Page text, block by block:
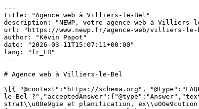
---
title: "Agence web à Villiers-le-Bel"
description: "NEWP, votre agence web à Villiers-le-Bel. Création de sites, SEO, GEO, marketing digital et IA. Audit gratuit, devis sous 48h."
url: "https://www.newp.fr/agence-web/villiers-le-bel/"
author: "Kévin Papot"
date: "2026-03-11T15:07:11+00:00"
lang: "fr_FR"
---

# Agence web à Villiers-le-Bel

\[{ "@context":"https://schema.org", "@type":"FAQPage", "mainEntity":\[{"@type":"Question","name":"Comment se d\\u00e9roule un projet web avec NEWP \\u00e0 Villiers-le-Bel ?","acceptedAnswer":{"@type":"Answer","text":"Chaque projet suit 4 \\u00e9tapes : \\u00e9coute et analyse de vos besoins, d\\u00e9finition de la strat\\u00e9gie et planification, ex\\u00e9cution avec points de validation r\\u00e9guliers, puis optimisation et suivi continu des performances."}},{"@type":"Question","name":"Quel budget pr\\u00e9voir pour une strat\\u00e9gie digitale compl\\u00e8te ?","acceptedAnswer":{"@type":"Answer","text":"Une strat\\u00e9gie compl\\u00e8te (site + SEO + GEO) \\u00e0 Villiers-le-Bel d\\u00e9marre autour de 1 500 \\u20ac/mois tout compris. Nous adaptons toujours nos propositions \\u00e0 votre budget et vos priorit\\u00e9s. Premier \\u00e9change gratuit pour d\\u00e9finir ensemble le p\\u00e9rim\\u00e8tre."}},{"@type":"Question","name":"NEWP propose-t-il de la maintenance web \\u00e0 Villiers-le-Bel ?","acceptedAnswer":{"@type":"Answer","text":"Oui, nous proposons des forfaits de maintenance WordPress incluant mises \\u00e0 jour, sauvegardes, monitoring de s\\u00e9curit\\u00e9 et support technique. Votre site reste performant, s\\u00e9curis\\u00e9 et \\u00e0 jour en permanence."}},{"@type":"Question","name":"Quels sont les tarifs de NEWP ?","acceptedAnswer":{"@type":"Answer","text":"Nos tarifs sont adapt\\u00e9s \\u00e0 chaque projet. Un site vitrine d\\u00e9marre \\u00e0 partir de 2 000 \\u20ac, un site e-commerce \\u00e0 partir de 4 000 \\u20ac, un accompagnement SEO/GEO mensuel \\u00e0 partir de 800 \\u20ac/mois. Devis gratuit et d\\u00e9taill\\u00e9 sous 48h pour votre projet \\u00e0 Villiers-le-Bel."}},{"@type":"Question","name":"Pourquoi le SEO est-il important pour une entreprise \\u00e0 Villiers-le-Bel ?","acceptedAnswer":{"@type":"Answer","text":"Le SEO permet \\u00e0 votre entreprise d'\\u00eatre trouv\\u00e9e par les Beauvill\\u00e9sois et les habitants de la r\\u00e9gion \\u00cele-de-France qui recherchent vos services en ligne. C'est un investissement durable qui g\\u00e9n\\u00e8re du trafic qualifi\\u00e9 sans co\\u00fbt par clic."}}\] },{ "@context":"https://schema.org", "@type":"ProfessionalService", "name":"NEWP — Agence web à Villiers-le-Bel", "description":"Agence web à Villiers-le-Bel — Création de sites, SEO, GEO, marketing digital et IA pour les entreprises de Villiers-le-Bel et de la région Île-de-France.", "url":"https://www.newp.fr/agence-web/villiers-le-bel/", "telephone":"+33975363217", "address":{"@type":"PostalAddress","addressLocality":"Villiers-le-Bel","addressRegion":"Île-de-France","addressCountry":"FR"}, "areaServed":{"@type":"City","name":"Villiers-le-Bel"}, "priceRange":"€€", "sameAs":\["https://www.linkedin.com/company/newp-agency"\] },{ "@context":"https://schema.org", "@type":"BreadcrumbList", "itemListElement":\[ {"@type":"ListItem","position":1,"name":"Accueil","item":"https://www.newp.fr/"}, {"@type":"ListItem","position":2,"name":"Nos agences","item":"https://www.newp.fr/agence-web/"}, {"@type":"ListItem","position":3,"name":"Agence web à Villiers-le-Bel","item":"https://www.newp.fr/agence-web/villiers-le-bel/"} \] }\] [Accueil](/) › [Nos agences](/agence-web/) › Villiers-le-Bel

 

 🌿 Agence web# Agence web à Villiers-le-Bel

NEWP à Villiers-le-Bel : votre partenaire digital pour la création de sites, le SEO, le référencement GEO/IA et le marketing digital. Plus de 200 clients accompagnés en France.

 [Contacter l'agence →](/contact/) [📞 09 75 36 32 17](tel:+33975363217) 

 

 À propos## Votre agence web à Villiers-le-Bel

Villiers-le-Bel, avec ses 27 000 habitants, est un pôle économique dynamique de la région Île-de-France. NEWP accompagne les entreprises Beauvillésoises dans leur transformation digitale avec une approche personnalisée et des résultats mesurables.

À Villiers-le-Bel, chaque entreprise a des besoins spécifiques. C'est pourquoi NEWP propose des solutions sur-mesure, de la création de site web au référencement SEO, en passant par le marketing digital et l'optimisation pour les moteurs de réponse IA.

NEWP se positionne comme un partenaire de croissance à long terme pour les entreprises de Villiers-le-Bel. Notre **approche orientée résultats** — positions Google, trafic qualifié, conversions, ROI — garantit que chaque euro investi dans votre stratégie digitale produit un retour mesurable.

## Nos services à Villiers-le-Bel

NEWP propose une gamme complète de services digitaux pour accompagner les entreprises de **Villiers-le-Bel** et de la **région Île-de-France** dans leur croissance en ligne :

\- **[Création de site web](/creation-site-web/villiers-le-bel/)** — Sites vitrine, e-commerce et applications web sur-mesure optimisés pour le référencement et la conversion.
\- **[Référencement SEO](/referencement-seo/villiers-le-bel/)** — Stratégies SEO complètes pour positionner votre site en première page de Google sur vos mots-clés stratégiques.
\- **[SEO Local](/referencement-local/villiers-le-bel/)** — Optimisation Google Business Profile, citations NAP et contenu géolocalisé pour capter la clientèle de proximité à Villiers-le-Bel.
\- **[Référencement GEO](/referencement-geo/villiers-le-bel/)** — Optimisez votre visibilité sur ChatGPT, Perplexity et Google AI Overviews. Expertise pionnière en France.
\- **[Google Ads (SEA)](/referencement-payant-sea/villiers-le-bel/)** — Campagnes publicitaires Google Ads avec optimisation continue du ROI.
\- **[Marketing digital](/marketing-digital/villiers-le-bel/)** — Stratégie de contenu, réseaux sociaux, emailing et automatisation.
 
 

200+Clients accompagnés

+12 ansD'expérience

96%De clients satisfaits

Top 3Positions Google visées

 

 

## Pourquoi choisir NEWP à Villiers-le-Bel ?

Dans une ville comme Villiers-le-Bel, où résidentiel, commerce, artisanat forment le socle de l'économie locale, la visibilité en ligne est devenue un facteur clé de succès pour toute entreprise.

NEWP se distingue par trois piliers fondamentaux :

\- ****Accompagnement sur-mesure**** — Pas de formule standardisée : chaque entreprise de Villiers-le-Bel bénéficie d'une stratégie conçue spécifiquement pour ses objectifs et son budget.
\- ****Maîtrise du référencement IA**** — NEWP fait partie des rares agences en France à maîtriser le référencement GEO et l'optimisation pour les moteurs de réponse IA.
\- ****Partenariat durable**** — Nous ne livrons pas un projet puis disparaissons. Nous construisons une relation à long terme orientée vers la croissance continue de votre activité.
 
## Notre méthodologie de travail

Chaque collaboration avec NEWP suit un processus éprouvé :

\- **Écoute & diagnostic** — Nous analysons votre entreprise, votre marché, vos concurrents et vos objectifs. C'est la fondation de toute stratégie efficace.
\- **Stratégie & plan d'action** — Nous définissons un plan clair avec des objectifs chiffrés, un calendrier et un budget maîtrisé.
\- **Déploiement & suivi** — Nous mettons en œuvre les actions avec des points de validation réguliers pour garantir votre satisfaction.
\- **Optimisation & croissance** — Nous analysons les résultats et ajustons en continu pour une croissance durable.
 
 

\> Le digital n'est pas l'avenir, c'est le présent. Les entreprises qui l'ont compris ont déjà pris de l'avance. — L'équipe NEWP

## L'écosystème digital à Villiers-le-Bel

À Villiers-le-Bel, la transformation digitale touche tous les secteurs : résidentiel, commerce, artisanat. Les entreprises qui n'investissent pas dans leur visibilité en ligne risquent de perdre des parts de marché au profit de concurrents plus agiles.

NEWP se positionne comme le partenaire digital de référence à Villiers-le-Bel. Notre approche multi-canal intègre l'ensemble des leviers du marketing digital : [création de sites web](/creation-site-web/villiers-le-bel/) performants, [référencement naturel](/referencement-seo/villiers-le-bel/) pour une visibilité durable, [référencement GEO](/referencement-geo/villiers-le-bel/) pour les moteurs IA, publicité ciblée et stratégie de contenu.

## Le référencement GEO et IA à Villiers-le-Bel

Le référencement GEO est l'avantage compétitif des entreprises visionnaires à Villiers-le-Bel. Quand un prospect demande à une IA de recommander un professionnel dans votre secteur, être cité fait toute la différence. NEWP maîtrise les techniques pour vous positionner dans ces recommandations.

Cette expertise est un différenciateur majeur : très peu d'agences web en France maîtrisent ces nouvelles disciplines. En choisissant NEWP à Villiers-le-Bel, vous prenez une avance concurrentielle significative sur votre marché local.

## Des résultats mesurables pour votre entreprise

Ce qui compte pour votre entreprise à Villiers-le-Bel, ce ne sont pas les métriques vaniteuses, mais l'impact réel sur votre activité. Nouveaux contacts, demandes de devis, chiffre d'affaires digital : voilà ce que NEWP s'engage à faire progresser.

## Technologies et compétences

Pour les projets à Villiers-le-Bel, nous mobilisons les meilleures technologies du marché : WordPress, WooCommerce, outils Google (Analytics 4, Tag Manager, Search Console, Ads), balisage structuré Schema.org, optimisation des performances web (Core Web Vitals) et nos méthodologies propriétaires en SEO et GEO.

## Votre projet digital à Villiers-le-Bel commence ici

Votre projet digital à Villiers-le-Bel commence par un échange gratuit et sans engagement. Nous prenons le temps de comprendre votre entreprise, vos objectifs et votre budget avant de proposer une solution sur-mesure. Pas de package standardisé : chaque entreprise est un